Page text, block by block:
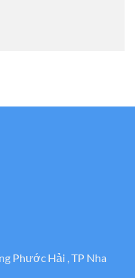
Phước Hải , TP Nha